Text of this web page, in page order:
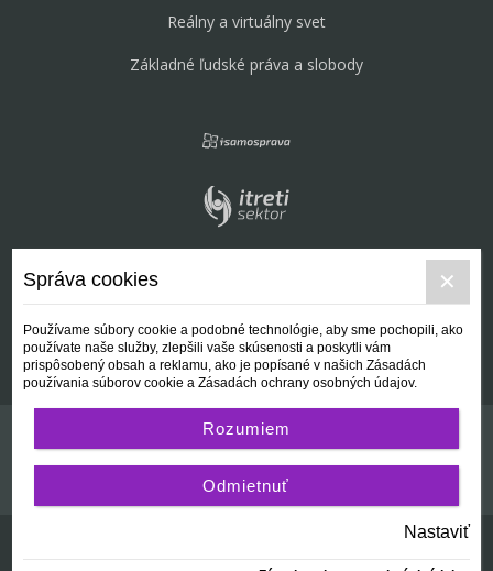
Reálny a virtuálny svet
Základné ľudské práva a slobody
Kontakt
Všeobecné podmienky
Správa cookies
Používame súbory cookie a podobné technológie, aby sme pochopili, ako
používate naše služby, zlepšili vaše skúsenosti a poskytli vám
prispôsobený obsah a reklamu, ako je popísané v našich Zásadách
používania súborov cookie a Zásadách ochrany osobných údajov.
Rozumiem
Odmietnuť
Nastaviť